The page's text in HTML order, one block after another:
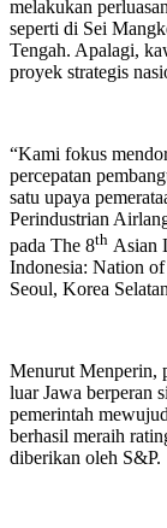
melakukan
seperti di Sei
Tengah. Apalagi,
proyek strategis
“Kami fokus
percepatan
satu upaya
Perindustrian
pada The 8th Asian
Indonesia: Nation
Seoul, Korea
Menurut Menperin,
luar Jawa berperan
pemerintah
berhasil meraih
diberikan oleh S&P.